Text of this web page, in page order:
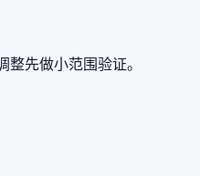
先做小范围验证。